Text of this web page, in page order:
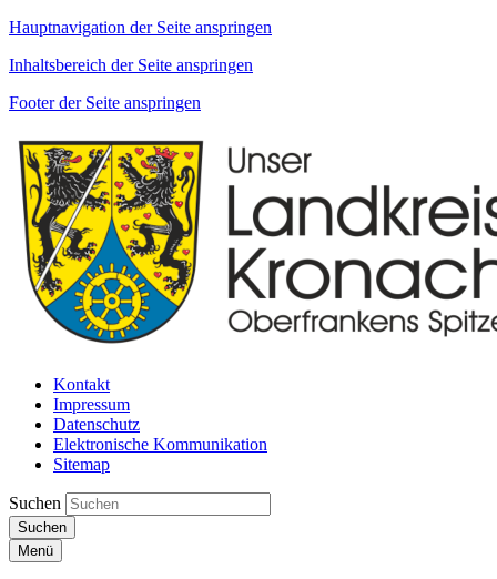
Hauptnavigation der Seite anspringen
Inhaltsbereich der Seite anspringen
Footer der Seite anspringen
Kontakt
Impressum
Datenschutz
Elektronische Kommunikation
Sitemap
Suchen
Suchen
Menü